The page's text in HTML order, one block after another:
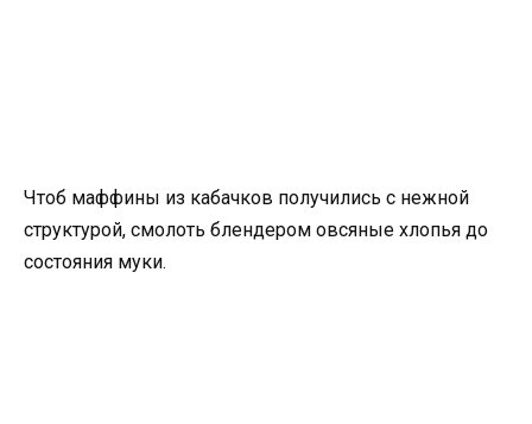
Чтоб маффины из кабачков получились с нежной
структурой, смолоть блендером овсяные хлопья до
состояния муки.